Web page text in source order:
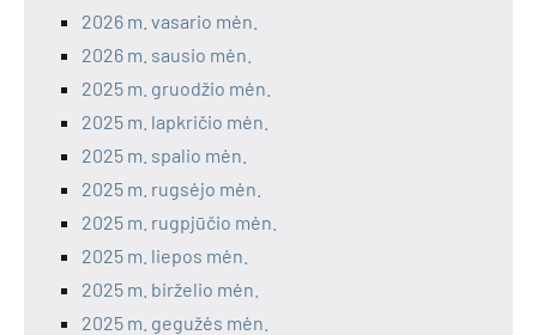
2026 m. vasario mėn.
2026 m. sausio mėn.
2025 m. gruodžio mėn.
2025 m. lapkričio mėn.
2025 m. spalio mėn.
2025 m. rugsėjo mėn.
2025 m. rugpjūčio mėn.
2025 m. liepos mėn.
2025 m. birželio mėn.
2025 m. gegužės mėn.